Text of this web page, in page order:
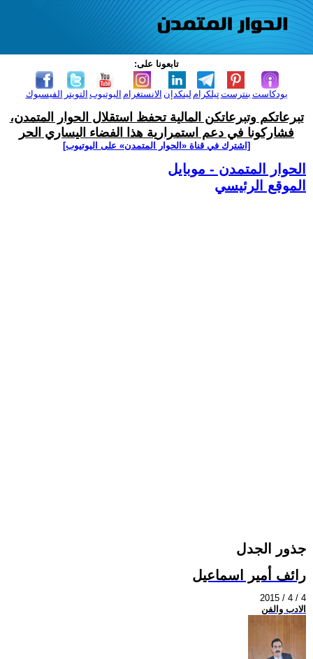
تابعونا على:
الفيسبوك التويتر اليوتيوب الانستغرام لينكدإن تيلكرامبنترست بودكاست
تبرعاتكم وتبرعاتكن المالية تحفظ استقلال الحوار المتمدن،
فشاركونا في دعم استمرارية هذا الفضاء اليساري الحر
[اشترك في قناة ‫«الحوار المتمدن» على اليوتيوب]
الحوار المتمدن - موبايل
الموقع الرئيسي
جذور الجدل
رائف أمير اسماعيل
2015 / 4 / 4
الادب والفن